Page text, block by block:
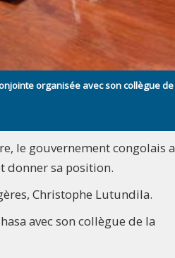
organisée avec son collègue de
le gouvernement congolais a
donner sa position.
Christophe Lutundila.
avec son collègue de la